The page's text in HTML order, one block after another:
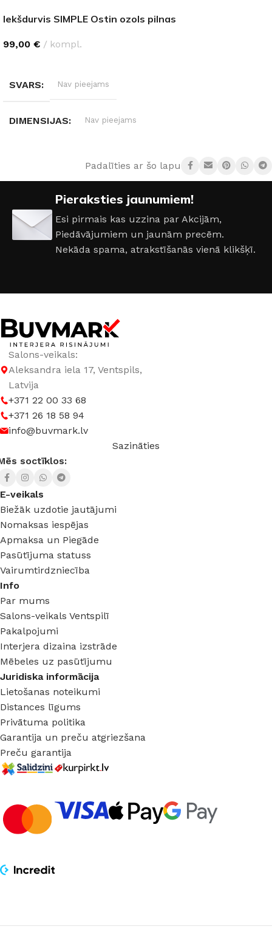
Iekšdurvis SIMPLE Ostin ozols pilnas
99,00 € kompl.
SVARS Nav pieejams
DIMENSIJAS Nav pieejams
600 × 2000 mm , 700 × 2000 mm , 800 × 2000 mm
2000 mm
Padalīties ar šo lapu:
Pieraksties jaunumiem!
Esi pirmais kas uzzina par Akcijām,
Piedāvājumiem un jaunām precēm.
Nekāda spama, atrakstīšanās vienā klikšķī.
Salons-veikals:
Aleksandra iela 17, Ventspils,
Latvija
+371 22 00 33 68
+371 26 18 58 94
info@buvmark.lv
Sazināties
soctīklos:
E-veikals
Biežāk uzdotie jautājumi
Nomaksas iespējas
Apmaksa un Piegāde
Pasūtījuma statuss
Vairumtirdzniecība
Info
Par mums
Salons-veikals Ventspilī
Pakalpojumi
Interjera dizaina izstrāde
Mēbeles uz pasūtījumu
Juridiska informācija
Lietošanas noteikumi
Distances līgums
Privātuma politika
Garantija un preču atgriezšana
Preču garantija